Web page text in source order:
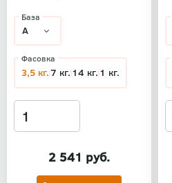
2 541 руб.
База
Фасовка
3,5 кг.7 кг. 14 кг. 1 кг.